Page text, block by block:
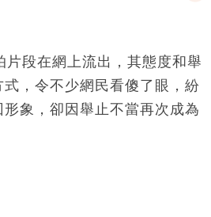
段在網上流出，其態度和舉
，令不少網民看傻了眼，紛
象，卻因舉止不當再次成為